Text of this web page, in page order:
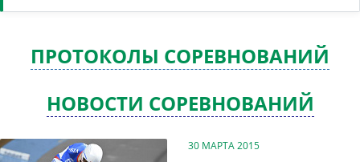
ПРОТОКОЛЫ СОРЕВНОВАНИЙ
НОВОСТИ СОРЕВНОВАНИЙ
30 МАРТА 2015